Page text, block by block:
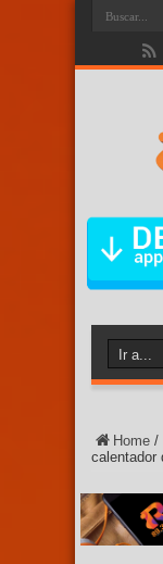
Home /
calentador